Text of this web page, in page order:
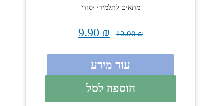
מתאים לתלמידי יסודי
₪
12.90
₪
עוד מידע
הוספה לסל